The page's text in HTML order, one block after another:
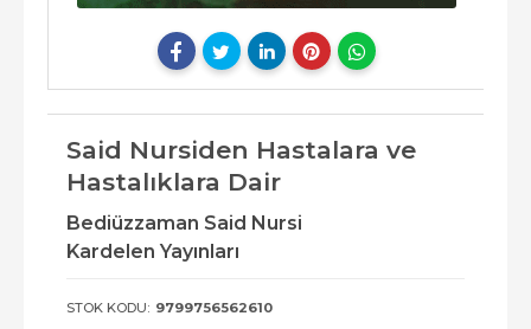
Said Nursiden Hastalara ve
Hastalıklara Dair
Bediüzzaman Said Nursi
Kardelen Yayınları
STOK KODU: 9799756562610